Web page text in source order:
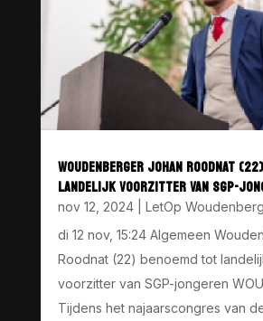
WOUDENBERGER JOHAN ROODNAT
LANDELIJK VOORZITTER VAN SGP-
nov 12, 2024| LetOp Woudenberg
di 12 nov, 15:24 Algemeen
Roodnat (22) benoemd tot
voorzitter van SGP-jongeren
Tijdens het najaarscongres van